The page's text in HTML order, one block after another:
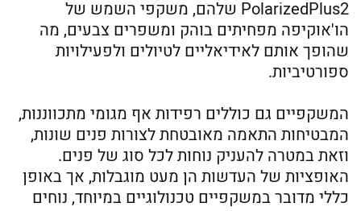
PolarizedPlus2 שלהם, משקפי השמש של
הו'אוקיפה מפחיתים בוהק ומשפרים צבעים, מה
שהופך אותם לאידיאליים לטיולים ולפעילויות
ספורטיביות.
המשקפיים גם כוללים רפידות אף מגומי מתכווננות,
המבטיחות התאמה מאובטחת לצורות פנים שונות,
וזאת במטרה להעניק נוחות לכל סוג של פנים.
האופציות של העדשות הן מעט מוגבלות, אך באופן
כללי מדובר במשקפיים טכנולוגיים במיוחד, נוחים